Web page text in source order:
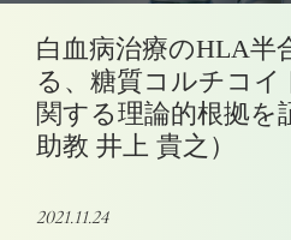
白血病治療のHLA半
る、糖質コルチコイ
関する理論的根拠を
助教 井上 貴之）
2021.11.24